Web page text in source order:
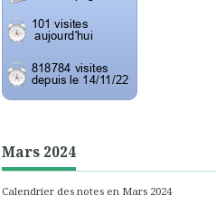
Mars 2024
Calendrier des notes en Mars 2024